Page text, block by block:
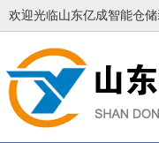
欢迎光临山东亿成智能仓储